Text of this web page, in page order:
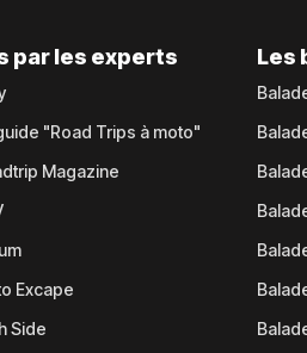
par les experts
"Road Trips à moto"
Magazine
Excape
Side
Les